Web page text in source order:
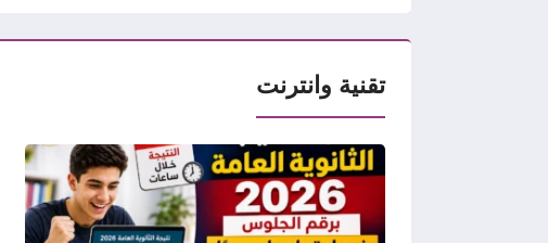
تقنية وانترنت